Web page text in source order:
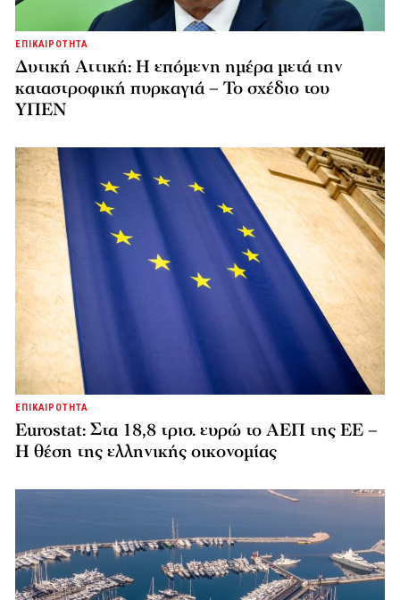
ΕΠΙΚΑΙΡΟΤΗΤΑ
Δυτική Αττική: Η επόμενη ημέρα μετά την
καταστροφική πυρκαγιά – Το σχέδιο του
ΥΠΕΝ
ΕΠΙΚΑΙΡΟΤΗΤΑ
Eurostat: Στα 18,8 τρισ. ευρώ το ΑΕΠ της ΕΕ –
Η θέση της ελληνικής οικονομίας